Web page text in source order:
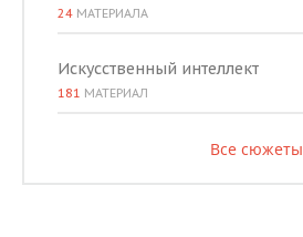
24 МАТЕРИАЛА
Искусственный интеллект
181 МАТЕРИАЛ
Все сюжеты